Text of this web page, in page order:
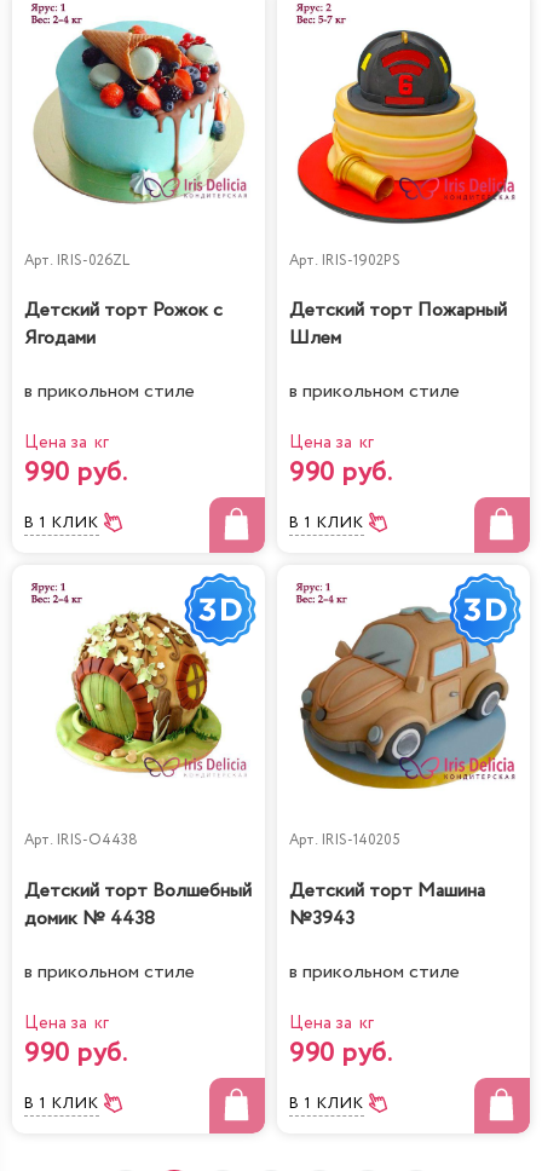
Арт. IRIS-026ZL
Детский торт Рожок с
Ягодами
в прикольном стиле
Цена за кг
990 руб.
В 1 КЛИК
Арт. IRIS-1902PS
Детский торт Пожарный
Шлем
в прикольном стиле
Цена за кг
990 руб.
В 1 КЛИК
Арт. IRIS-O4438
Детский торт Волшебный
домик № 4438
в прикольном стиле
Цена за кг
990 руб.
В 1 КЛИК
Арт. IRIS-140205
Детский торт Машина
№3943
в прикольном стиле
Цена за кг
990 руб.
В 1 КЛИК